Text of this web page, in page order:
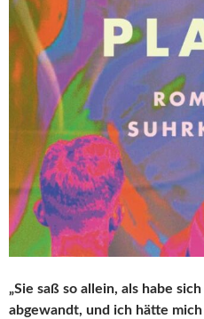
„Sie saß so allein, als habe
abgewandt, und ich hätte